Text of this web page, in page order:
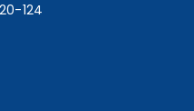
124